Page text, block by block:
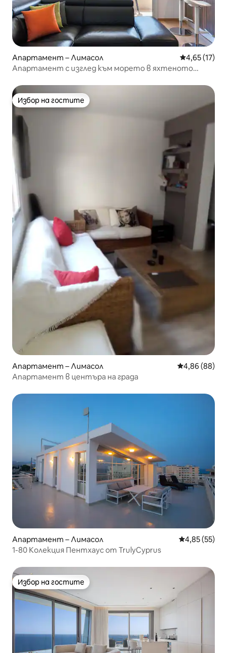
Апартамент – Лимасол Средна
4,65 (17)
Апартамент с изглед към морето в яхтеното
Избор на гостите
Избор на гостите
Апартамент – Лимасол Средна
4,86 (88)
Апартамент в центъра на града
Апартамент – Лимасол Средна
4,85 (55)
1-80 Колекция Пентхаус от TrulyCyprus
Избор на гостите
Избор на гостите